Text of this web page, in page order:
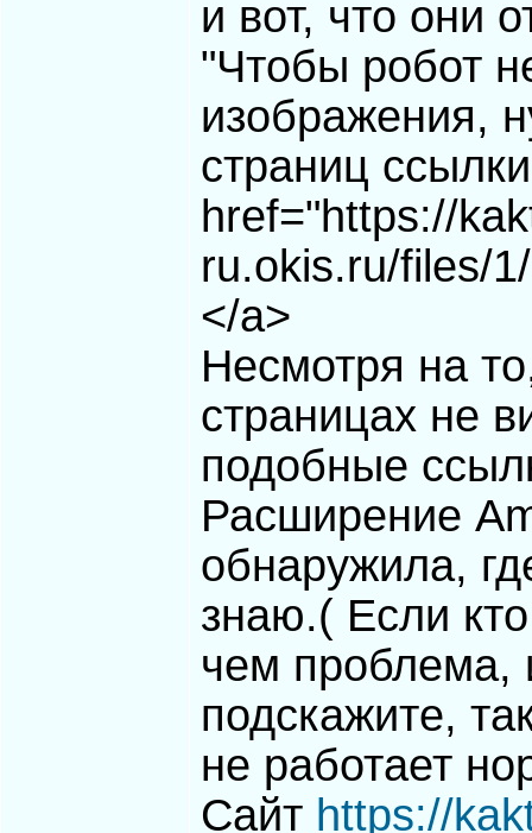
и вот, что они
"Чтобы робот
изображения,
страниц
href="https://
ru.okis.ru/files/
</a>
Несмотря на
страницах не
подобные
Расширение
обнаружила,
знаю.( Если
чем проблема,
подскажите,
не работает
Сайт https://